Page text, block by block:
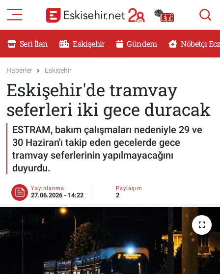
Seri İlan Eskişehir Gündem Nöbetçi
Haberler Eskişehir
Eskişehir'de tramvay
seferleri iki gece duracak
ESTRAM, bakım çalışmaları nedeniyle 29 ve
30 Haziran'ı takip eden gecelerde gece
tramvay seferlerinin yapılmayacağını
duyurdu.
Yayınlanma
27.06.2026 - 14:22
Paylaşım
2
RESMİ İLANLAR
DÜNYA
SAĞLIK
MAGAZİN
KADIN
TEKNOLOJİ
ESKİŞEHİR NÖBETÇİ ECZANELER
Eskişehir Haber İçerikleri
Eskişehir Nöbetçi Eczaneler
Eskişehir Namaz Vakitleri
Eskişehir Trafik Yoğunluk Haritası
Süper Lig Puan Durumu ve Fikstür
Tüm Manşetler
Son Dakika Haberleri
Haber Arşivi